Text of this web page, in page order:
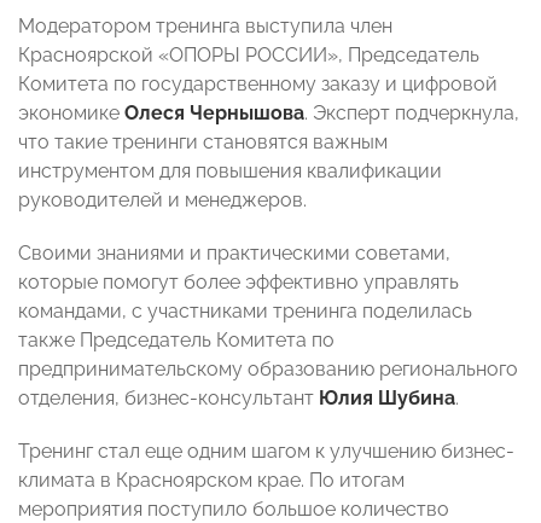
Модератором тренинга выступила член
Красноярской «ОПОРЫ РОССИИ», Председатель
Комитета по государственному заказу и цифровой
экономике Олеся Чернышова. Эксперт подчеркнула,
что такие тренинги становятся важным
инструментом для повышения квалификации
руководителей и менеджеров.
Своими знаниями и практическими советами,
которые помогут более эффективно управлять
командами, с участниками тренинга поделилась
также Председатель Комитета по
предпринимательскому образованию регионального
отделения, бизнес-консультант Юлия Шубина.
Тренинг стал еще одним шагом к улучшению бизнес-
климата в Красноярском крае. По итогам
мероприятия поступило большое количество